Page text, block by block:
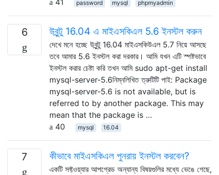
password mysql phpmyadmin
6 উবুন্টু 16.04 এ মাইএসকিএল 5.6 ইনস্টল করুন
দেখে মনে হচ্ছে উবুন্টু 16.04 মাইএসকিউএল 5.7 নিয়ে আসছে
তবে আমার 5.6 ইনস্টল করা দরকার। আমি যখন এটি স্পষ্টভাবে
ইনস্টল করার চেষ্টা করি তখন আমি sudo apt-get install
mysql-server-5.6নিম্নলিখিত ত্রুটিটি পাই: Package
mysql-server-5.6 is not available, but is
referred to by another package. This may
mean that the package is …
40
mysql 16.04
7 কীভাবে মাইএসকিএল পুনরায় ইনস্টল করবেন?
একটি সফ্টওয়্যার আপগ্রেড অন্যান্য বিষয়গুলির মধ্যে ভেঙে গেছে,